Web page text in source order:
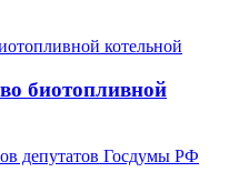
биотопливной